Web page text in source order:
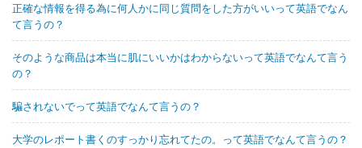
正確な情報を得る為に何人かに同じ質問をした方がいいって英語でなん
て言うの？
そのような商品は本当に肌にいいかはわからないって英語でなんて言う
の？
騙されないでって英語でなんて言うの？
大学のレポート書くのすっかり忘れてたの。って英語でなんて言うの？